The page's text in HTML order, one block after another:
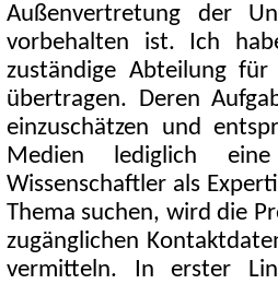
Außenvertretung der
vorbehalten ist. Ich
zuständige Abteilung
übertragen. Deren
einzuschätzen und
Medien lediglich
Wissenschaftler als
Thema suchen, wird die
zugänglichen
vermitteln. In erster